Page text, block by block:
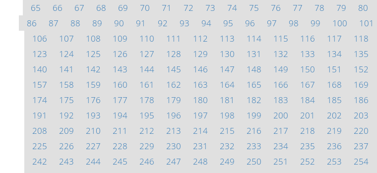
65
66 67 68 69 70 71 72 73 74 75 76 77 78 79 80
86
87 88 89 90 91 92 93 94 95 96 97 98 99 100 101
106
107 108 109 110 111 112 113 114 115 116 117 118
123
124 125 126 127 128 129 130 131 132 133 134 135
140
141 142 143 144 145 146 147 148 149 150 151 152
157
158 159 160 161 162 163 164 165 166 167 168 169
174
175 176 177 178 179 180 181 182 183 184 185 186
191
192 193 194 195 196 197 198 199 200 201 202 203
208
209 210 211 212 213 214 215 216 217 218 219 220
225
226 227 228 229 230 231 232 233 234 235 236 237
242
243 244 245 246 247 248 249 250 251 252 253 254